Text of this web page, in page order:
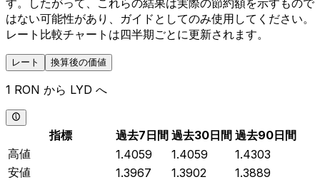
す。したがって、これらの結果は実際の節約額を示すもので
はない可能性があり、ガイドとしてのみ使用してください。
レート比較チャートは四半期ごとに更新されます。
レート 換算後の価値
1 RON から LYD へ
指標 過去7日間 過去30日間 過去90日間
高値
1.4059 1.4059
1.4303
安値
1.3967 1.3902
1.3889